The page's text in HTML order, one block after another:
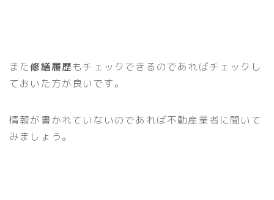
また修繕履歴もチェックできるのであればチェックし
ておいた方が良いです。
情報が書かれていないのであれば不動産業者に聞いて
みましょう。